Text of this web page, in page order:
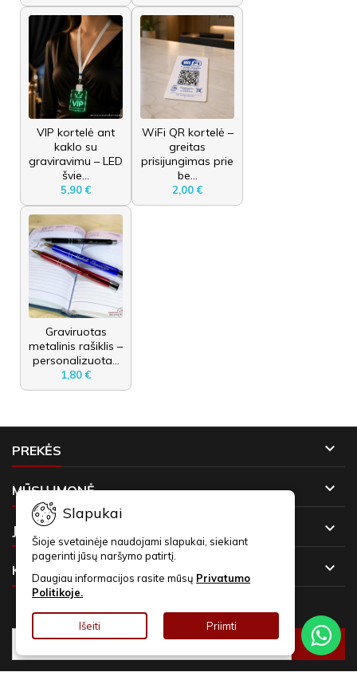
VIP kortelė ant
kaklo su
graviravimu – LED
švie...
5,90 €
WiFi QR kortelė –
greitas
prisijungimas prie
be...
2,00 €
Graviruotas
metalinis rašiklis –
personalizuota...
1,80 €
PREKĖS 
MŪSŲ ĮMONĖ 
JŪSŲ PASKYRA 
KONTAKTAI 
Slapukai
Šioje svetainėje naudojami slapukai, siekiant
pagerinti jūsų naršymo patirtį.
Daugiau informacijos rasite mūsų Privatumo
Politikoje.
Išeiti Priimti
NAUJIENLAIŠKIAI